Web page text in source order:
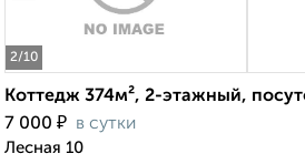
2/10
Коттедж 374м², 2-этажный,
7 000 ₽ в сутки
Лесная 10